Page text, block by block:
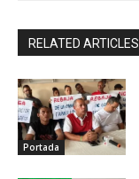
RELATED ARTICLES
Portada